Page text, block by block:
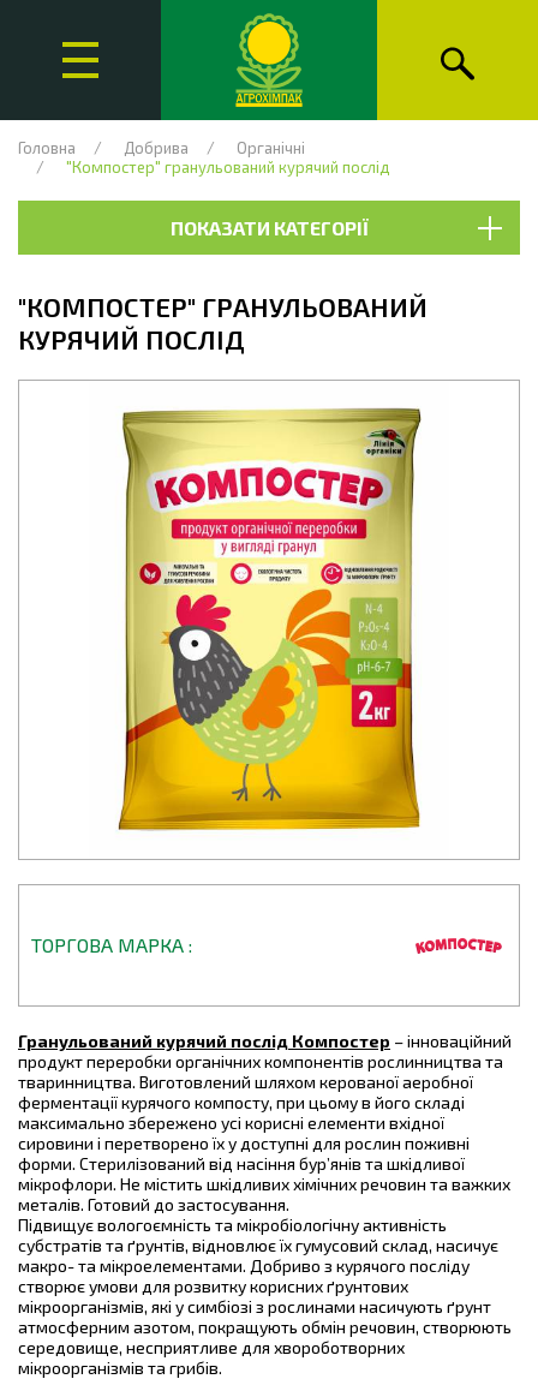
Головна Добрива
Органічні
"Компостер" гранульований курячий послід
ПОКАЗАТИ КАТЕГОРІЇ
"КОМПОСТЕР" ГРАНУЛЬОВАНИЙ
КУРЯЧИЙ ПОСЛІД
ТОРГОВА МАРКА
Гранульований курячий послід Компостер – інноваційний
продукт переробки органічних компонентів рослинництва та
тваринництва. Виготовлений шляхом керованої аеробної
ферментації курячого компосту, при цьому в його складі
максимально збережено усі корисні елементи вхідної
сировини і перетворено їх у доступні для рослин поживні
форми. Стерилізований від насіння бур’янів та шкідливої
мікрофлори. Не містить шкідливих хімічних речовин та важких
металів. Готовий до застосування.
Підвищує вологоємність та мікробіологічну активність
субстратів та ґрунтів, відновлює їх гумусовий склад, насичує
макро- та мікроелементами. Добриво з курячого посліду
створює умови для розвитку корисних ґрунтових
мікроорганізмів, які у симбіозі з рослинами насичують ґрунт
атмосферним азотом, покращують обмін речовин, створюють
середовище, несприятливе для хвороботворних
мікроорганізмів та грибів.